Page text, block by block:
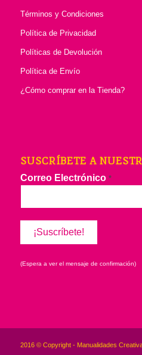
Términos y Condiciones
Política de Privacidad
Políticas de Devolución
Política de Envío
¿Cómo comprar en la Tienda?
SUSCRÍBETE A
Correo Electrónico *
(Espera a ver el mensaje de confirmación)
2016 © Copyright - Manualidades